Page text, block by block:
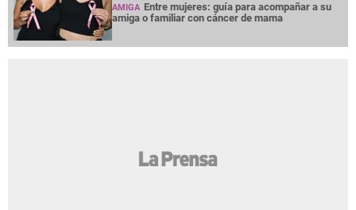
AMIGA Entre mujeres: guía para acompañar a su
amiga o familiar con cáncer de mama